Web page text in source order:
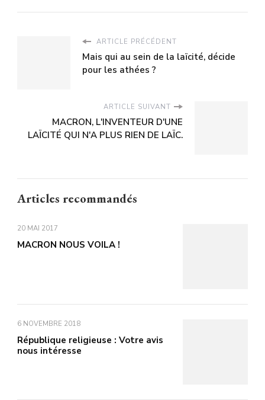
ARTICLE PRÉCÉDENT
Mais qui au sein de la laïcité, décide
pour les athées ?
ARTICLE SUIVANT
MACRON, L'INVENTEUR D'UNE
LAÏCITÉ QUI N'A PLUS RIEN DE LAÏC.
Articles recommandés
20 MAI 2017
MACRON NOUS VOILA !
6 NOVEMBRE 2018
République religieuse : Votre avis
nous intéresse